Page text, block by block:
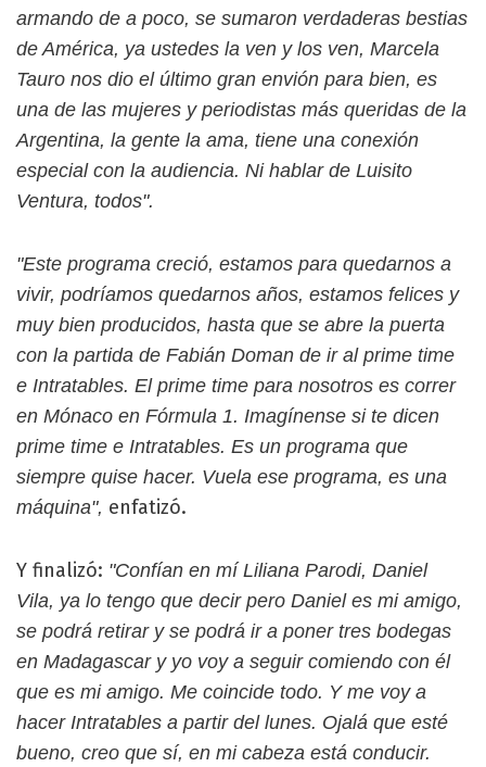
armando de a poco, se sumaron verdaderas bestias
de América, ya ustedes la ven y los ven, Marcela
Tauro nos dio el último gran envión para bien, es
una de las mujeres y periodistas más queridas de la
Argentina, la gente la ama, tiene una conexión
especial con la audiencia. Ni hablar de Luisito
Ventura, todos".
"Este programa creció, estamos para quedarnos a
vivir, podríamos quedarnos años, estamos felices y
muy bien producidos, hasta que se abre la puerta
con la partida de Fabián Doman de ir al prime time
e Intratables. El prime time para nosotros es correr
en Mónaco en Fórmula 1. Imagínense si te dicen
prime time e Intratables. Es un programa que
siempre quise hacer. Vuela ese programa, es una
máquina", enfatizó.
Y finalizó: "Confían en mí Liliana Parodi, Daniel
Vila, ya lo tengo que decir pero Daniel es mi amigo,
se podrá retirar y se podrá ir a poner tres bodegas
en Madagascar y yo voy a seguir comiendo con él
que es mi amigo. Me coincide todo. Y me voy a
hacer Intratables a partir del lunes. Ojalá que esté
bueno, creo que sí, en mi cabeza está conducir.